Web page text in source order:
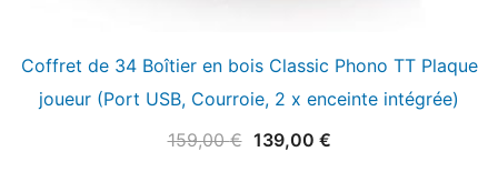
Coffret de 34 Boîtier en bois Classic Phono TT Plaque
joueur (Port USB, Courroie, 2 x enceinte intégrée)
159,00€ Le
139,00 €Le